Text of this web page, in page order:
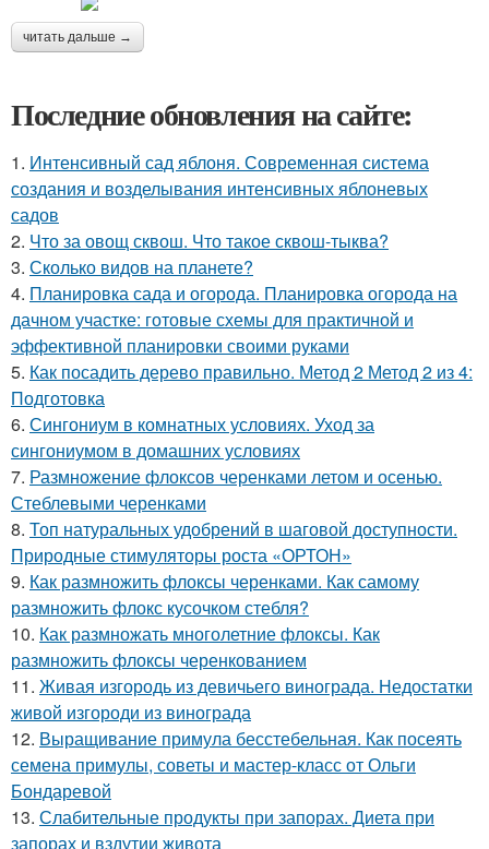
читать дальше →
Последние обновления на сайте:
1. Интенсивный сад яблоня. Современная система
создания и возделывания интенсивных яблоневых
садов
2. Что за овощ сквош. Что такое сквош-тыква?
3. Сколько видов на планете?
4. Планировка сада и огорода. Планировка огорода на
дачном участке: готовые схемы для практичной и
эффективной планировки своими руками
5. Как посадить дерево правильно. Метод 2 Метод 2 из 4:
Подготовка
6. Сингониум в комнатных условиях. Уход за
сингониумом в домашних условиях
7. Размножение флоксов черенками летом и осенью.
Стеблевыми черенками
8. Топ натуральных удобрений в шаговой доступности.
Природные стимуляторы роста «ОРТОН»
9. Как размножить флоксы черенками. Как самому
размножить флокс кусочком стебля?
10. Как размножать многолетние флоксы. Как
размножить флоксы черенкованием
11. Живая изгородь из девичьего винограда. Недостатки
живой изгороди из винограда
12. Выращивание примула бесстебельная. Как посеять
семена примулы, советы и мастер-класс от Ольги
Бондаревой
13. Слабительные продукты при запорах. Диета при
запорах и вздутии живота